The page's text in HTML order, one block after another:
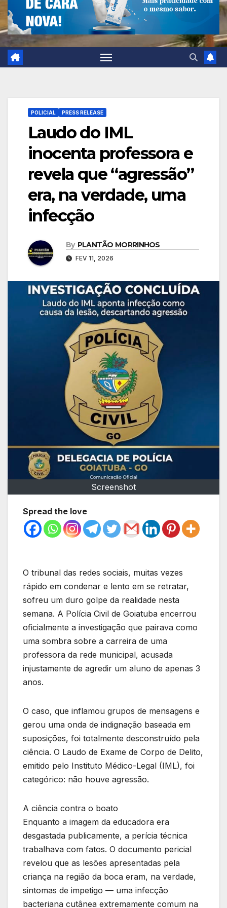
POLICIAL PRESS RELEASE
Laudo do IML
inocenta professora e
revela que “agressão”
era, na verdade, uma
infecção
By PLANTÃO MORRINHOS
FEV 11, 2026
Screenshot
Spread the love
O tribunal das redes sociais, muitas vezes
rápido em condenar e lento em se retratar,
sofreu um duro golpe da realidade nesta
semana. A Polícia Civil de Goiatuba encerrou
oficialmente a investigação que pairava como
uma sombra sobre a carreira de uma
professora da rede municipal, acusada
injustamente de agredir um aluno de apenas 3
anos.
O caso, que inflamou grupos de mensagens e
gerou uma onda de indignação baseada em
suposições, foi totalmente desconstruído pela
ciência. O Laudo de Exame de Corpo de Delito,
emitido pelo Instituto Médico-Legal (IML), foi
categórico: não houve agressão.
A ciência contra o boato
Enquanto a imagem da educadora era
desgastada publicamente, a perícia técnica
trabalhava com fatos. O documento pericial
revelou que as lesões apresentadas pela
criança na região da boca eram, na verdade,
sintomas de impetigo — uma infecção
bacteriana cutânea extremamente comum na